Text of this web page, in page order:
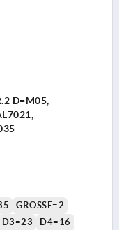
D=M05,
GRÖSSE=2
D3=23
D4=16